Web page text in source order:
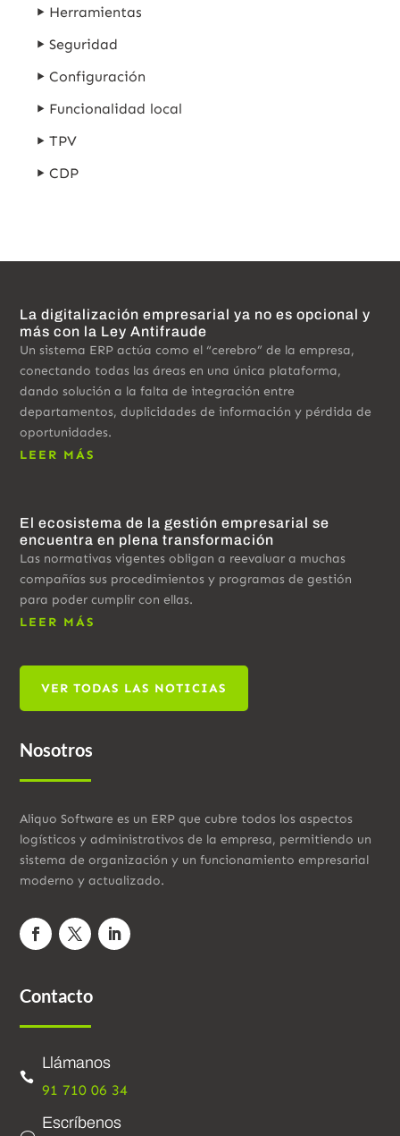
Herramientas
Seguridad
Configuración
Funcionalidad local
TPV
CDP
La digitalización empresarial ya no es opcional y
más con la Ley Antifraude
Un sistema ERP actúa como el “cerebro” de la empresa,
conectando todas las áreas en una única plataforma,
dando solución a la falta de integración entre
departamentos, duplicidades de información y pérdida de
oportunidades.
LEER MÁS
El ecosistema de la gestión empresarial se
encuentra en plena transformación
Las normativas vigentes obligan a reevaluar a muchas
compañías sus procedimientos y programas de gestión
para poder cumplir con ellas.
LEER MÁS
VER TODAS LAS NOTICIAS
Nosotros
Aliquo Software es un ERP que cubre todos los aspectos
logísticos y administrativos de la empresa, permitiendo un
sistema de organización y un funcionamiento empresarial
moderno y actualizado.
Contacto

Llámanos
91 710 06 34
Escríbenos